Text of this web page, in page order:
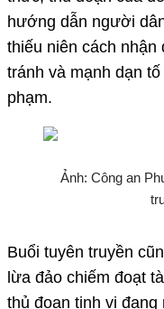
hướng dẫn người
thiếu niên cách nhận
tránh và mạnh dạn
phạm.
Ảnh: Công an
Buổi tuyên truyền
lừa đảo chiếm đoạt
thủ đoạn tinh vi